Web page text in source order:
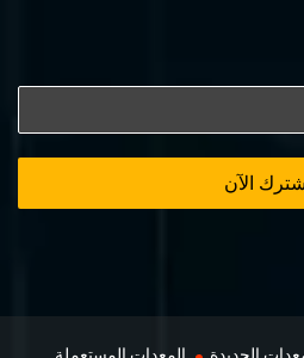
إشترك الآن